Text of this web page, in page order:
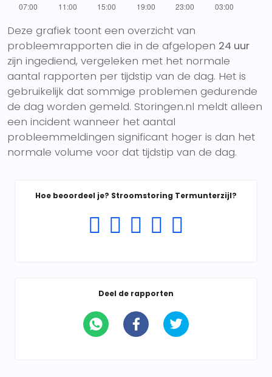
Deze grafiek toont een overzicht van
probleemrapporten die in de afgelopen 24 uur
zijn ingediend, vergeleken met het normale
aantal rapporten per tijdstip van de dag. Het is
gebruikelijk dat sommige problemen gedurende
de dag worden gemeld. Storingen.nl meldt alleen
een incident wanneer het aantal
probleemmeldingen significant hoger is dan het
normale volume voor dat tijdstip van de dag.
Hoe beoordeel je? Stroomstoring Termunterzijl?
Deel de rapporten